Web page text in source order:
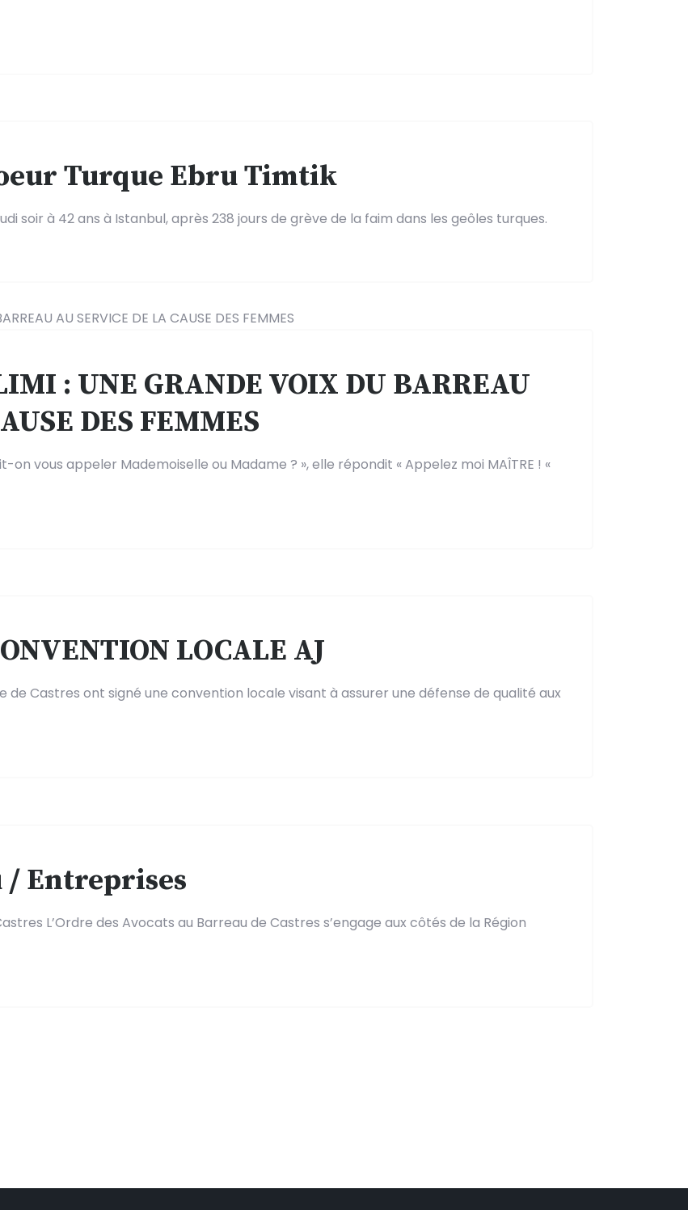
Turque Ebru Timtik
soir à 42 ans à Istanbul, après 238 jours de grève de la faim dans les geôles turques.
: UNE GRANDE VOIX DU BARREAU
DES FEMMES
vous appeler Mademoiselle ou Madame ? », elle répondit « Appelez moi MAÎTRE ! «
LOCALE AJ
de Castres ont signé une convention locale visant à assurer une défense de qualité aux
Entreprises
L’Ordre des Avocats au Barreau de Castres s’engage aux côtés de la Région